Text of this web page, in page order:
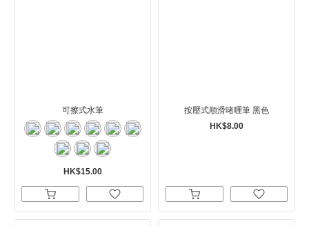
可擦式水筆
HK$15.00
按壓式順滑啫喱筆 黑色
HK$8.00